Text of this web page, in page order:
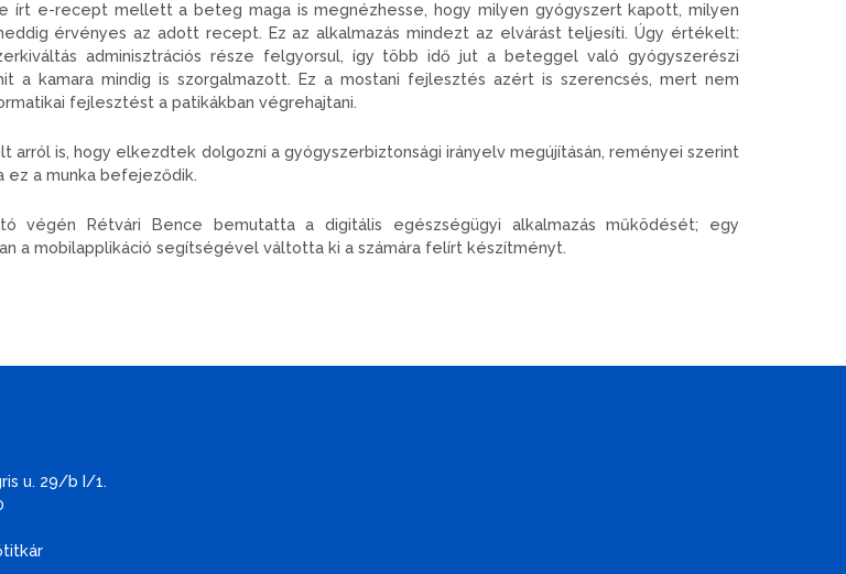
írt e-recept mellett a beteg maga is megnézhesse, hogy milyen gyógyszert kapott, milyen
érvényes az adott recept. Ez az alkalmazás mindezt az elvárást teljesíti. Úgy értékelt:
adminisztrációs része felgyorsul, így több idő jut a beteggel való gyógyszerészi
a kamara mindig is szorgalmazott. Ez a mostani fejlesztés azért is szerencsés, mert nem
fejlesztést a patikákban végrehajtani.
arról is, hogy elkezdtek dolgozni a gyógyszerbiztonsági irányelv megújításán, reményei szerint
ez a munka befejeződik.
végén Rétvári Bence bemutatta a digitális egészségügyi alkalmazás működését; egy
a mobilapplikáció segítségével váltotta ki a számára felírt készítményt.
u. 29/b I/1.